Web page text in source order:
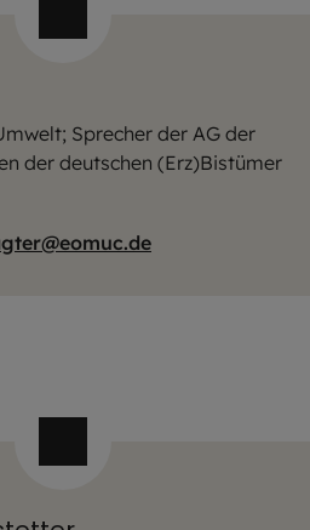
Sprecher der AG der
der deutschen (Erz)Bistümer